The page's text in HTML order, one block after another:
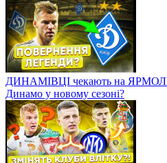
ДИНАМІВЦІ чекають на
Динамо у новому сезоні?